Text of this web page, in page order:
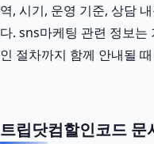
역, 시기, 운영 기준, 상담
다. sns마케팅 관련 정보는
인 절차까지 함께 안내될
트립닷컴할인코드